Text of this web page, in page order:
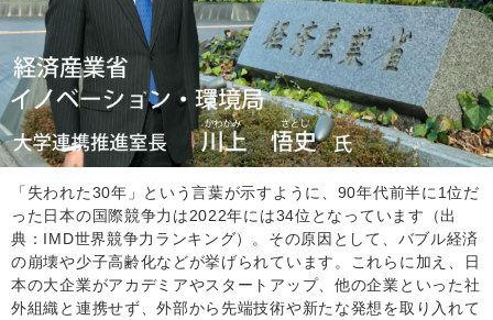
「失われた30年」という言葉が示すように、90年代前半に1位だ
った日本の国際競争力は2022年には34位となっています（出
典：IMD世界競争力ランキング）。その原因として、バブル経済
の崩壊や少子高齢化などが挙げられています。これらに加え、日
本の大企業がアカデミアやスタートアップ、他の企業といった社
外組織と連携せず、外部から先端技術や新たな発想を取り入れて